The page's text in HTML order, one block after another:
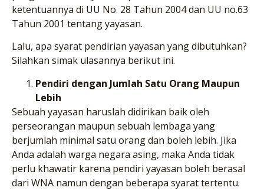
ketentuannya di UU No. 28 Tahun 2004 dan UU no.63
Tahun 2001 tentang yayasan.
Lalu, apa syarat pendirian yayasan yang dibutuhkan?
Silahkan simak ulasannya berikut ini.
Pendiri dengan Jumlah Satu Orang Maupun
Lebih
Sebuah yayasan haruslah didirikan baik oleh
perseorangan maupun sebuah lembaga yang
berjumlah minimal satu orang dan boleh lebih. Jika
Anda adalah warga negara asing, maka Anda tidak
perlu khawatir karena pendiri yayasan boleh berasal
dari WNA namun dengan beberapa syarat tertentu.